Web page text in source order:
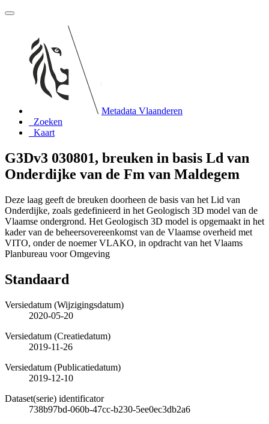
Metadata Vlaanderen
Zoeken
Kaart
G3Dv3 030801, breuken in basis Ld van
Onderdijke van de Fm van Maldegem
Deze laag geeft de breuken doorheen de basis van het Lid van
Onderdijke, zoals gedefinieerd in het Geologisch 3D model van de
Vlaamse ondergrond. Het Geologisch 3D model is opgemaakt in het
kader van de beheersovereenkomst van de Vlaamse overheid met
VITO, onder de noemer VLAKO, in opdracht van het Vlaams
Planbureau voor Omgeving
Standaard
Versiedatum (Wijzigingsdatum)
2020-05-20
Versiedatum (Creatiedatum)
2019-11-26
Versiedatum (Publicatiedatum)
2019-12-10
Dataset(serie) identificator
738b97bd-060b-47cc-b230-5ee0ec3db2a6